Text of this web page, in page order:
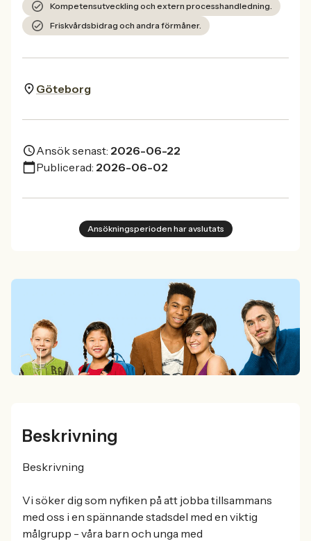
Kompetensutveckling och extern processhandledning.
Friskvårdsbidrag och andra förmåner.
Göteborg
Ansök senast: 2026-06-22
Publicerad: 2026-06-02
Ansökningsperioden har avslutats
Beskrivning
Beskrivning
Vi söker dig som nyfiken på att jobba tillsammans
med oss i en spännande stadsdel med en viktig
målgrupp - våra barn och unga med